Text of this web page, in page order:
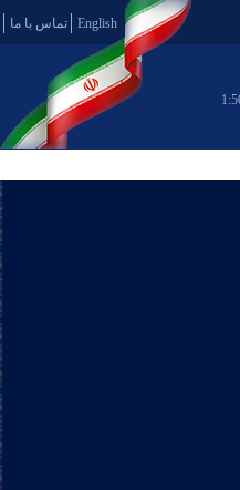
English تماس با ما